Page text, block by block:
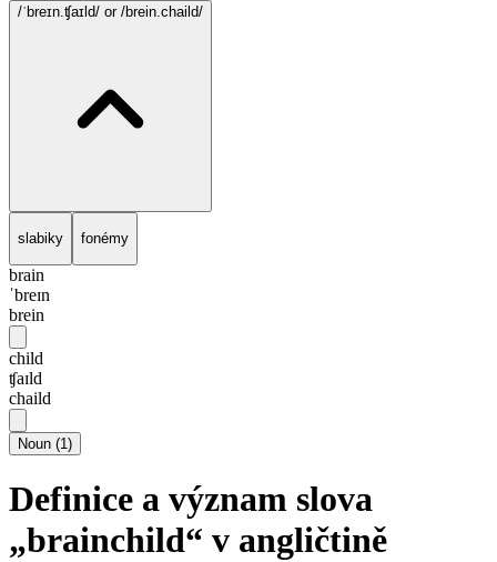
/ˈbreɪn.ʧaɪld/ or /brein.chaild/
slabiky fonémy
brain
ˈbreɪn
brein
child
ʧaɪld
chaild
Noun (1)
Definice a význam slova
„brainchild“ v angličtině